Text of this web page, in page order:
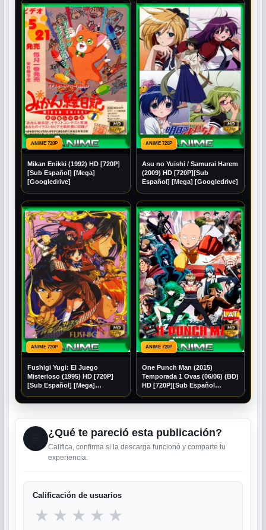
ANIME 720P
Mikan Enikki (1992) HD [720P]
[Sub Español] [Mega]
[Googledrive]
ANIME 720P
Asu no Yuishi / Samurai Harem
(2009) HD [720P][Sub
Español] [Mega] [Googledrive]
ANIME 720P
Fushigi Yugi: El Juego
Misterioso (1995) HD [720P]
[Sub Español] [Mega]
ANIME 720P
One Punch Man (2015)
Temporada 1 Ovas (06/06) (BD)
HD [720P][Sub Español
¿Qué te pareció esta publicación?
Califica, confirma si la descarga funcionó y comparte tu
experiencia.
Calificación de usuarios
★ ★ ★ ★ ★